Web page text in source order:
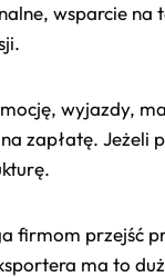
wsparcie
wyjazdy,
zapłatę. Jeżeli
firmom przejść
ma to